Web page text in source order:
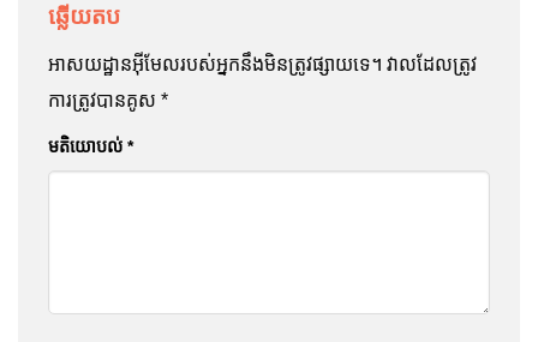
ឆ្លើយ​តប
អាសយដ្ឋាន​អ៊ីមែល​របស់​អ្នក​នឹង​មិន​ត្រូវ​ផ្សាយ​ទេ។ វាល​ដែល​ត្រូវ​
ការ​ត្រូវ​បាន​គូស *
មតិ​យោបល់ *